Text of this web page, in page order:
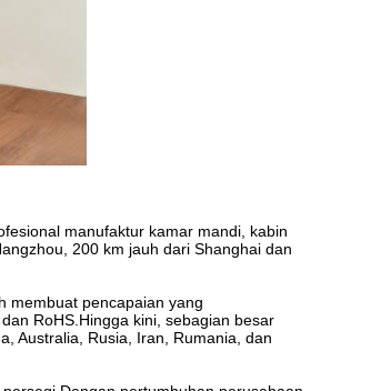
manufaktur kamar mandi, kabin
200 km jauh dari Shanghai dan
membuat pencapaian yang
RoHS.Hingga kini, sebagian besar
Australia, Rusia, Iran, Rumania, dan